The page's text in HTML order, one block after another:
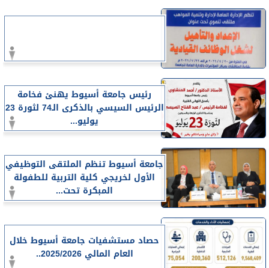
رئيس جامعة أسيوط يهنئ فخامة
الرئيس السيسي بالذكرى الـ74 لثورة 23
يوليو...
جامعة أسيوط تنظم الملتقى التوظيفي
الأول لخريجي كلية التربية للطفولة
المبكرة تحت...
حصاد مستشفيات جامعة أسيوط خلال
العام المالي 2025/2026..